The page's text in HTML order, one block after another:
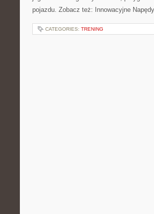
pojazdu. Zobacz też: Innowacyjne
CATEGORIES: TRENING